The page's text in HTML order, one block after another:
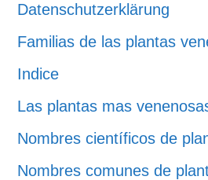
Datenschutzerklärung
Familias de las plantas
Indice
Las plantas mas
Nombres científicos de
Nombres comunes de